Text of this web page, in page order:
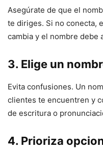
Asegúrate de que el
te diriges. Si no conecta,
cambia y el nombre debe
3. Elige un
Evita confusiones. Un
clientes te encuentren y
de escritura o
4. Prioriza